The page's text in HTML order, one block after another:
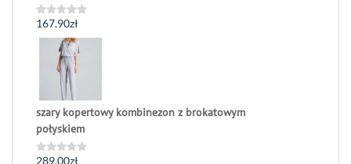
Oceniono
0
167.90zł
szary kopertowy kombinezon z brokatowym
połyskiem
289.00zł